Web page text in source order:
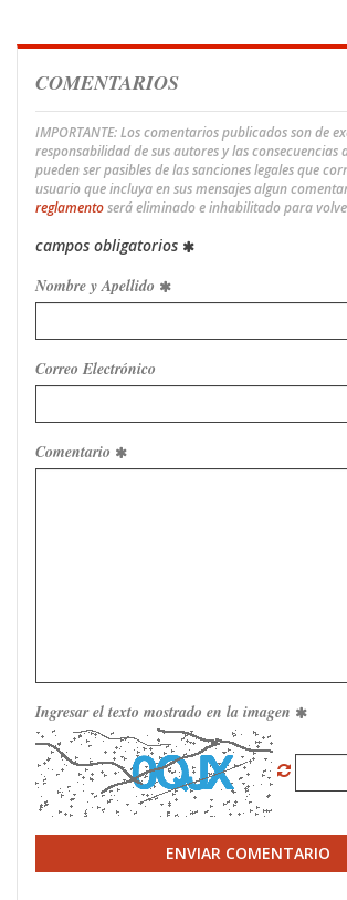
COMENTARIOS
IMPORTANTE: Los comentarios publicados son de
responsabilidad de sus autores y las consecuencias
pueden ser pasibles de las sanciones legales que
usuario que incluya en sus mensajes algun
reglamentoserá eliminado e inhabilitado para
campos obligatorios
Nombre y Apellido
Correo Electrónico
Comentario
Ingresar el texto mostrado en la imagen
ENVIAR COMENTARIO